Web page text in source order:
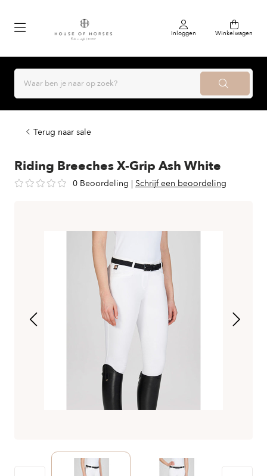
Inloggen Winkelwagen
Terug naar sale
Riding Breeches X-Grip Ash White
0 Beoordeling | Schrijf een beoordeling